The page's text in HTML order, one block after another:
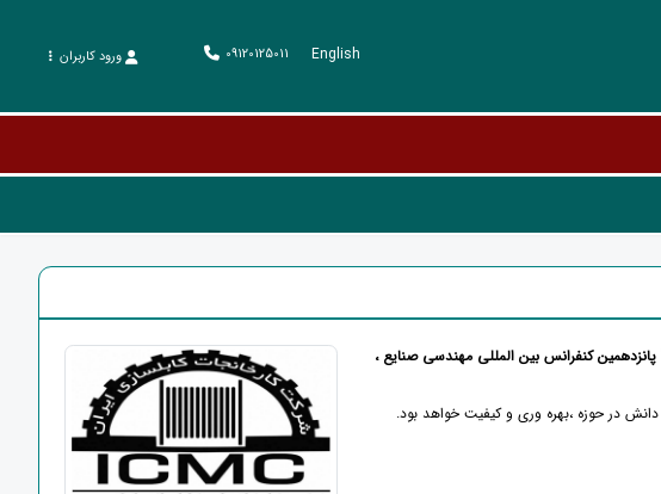
English
09120125011 ورود کاربران
پانزدهمینکنفرانس بین المللی مهندسی صنایع ،
در حوزه ،بهره وری و کیفیت خواهد بود.